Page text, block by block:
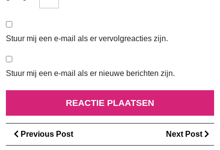
Stuur mij een e-mail als er vervolgreacties zijn.
Stuur mij een e-mail als er nieuwe berichten zijn.
Berichtnavigatie
Previous PostPrevious
Post
Next Post